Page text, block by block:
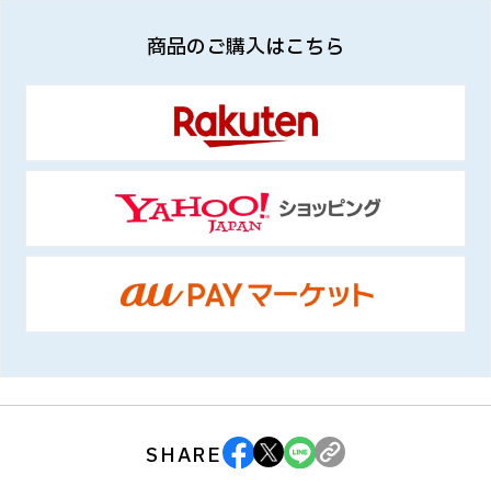
商品のご購入はこちら
SHARE